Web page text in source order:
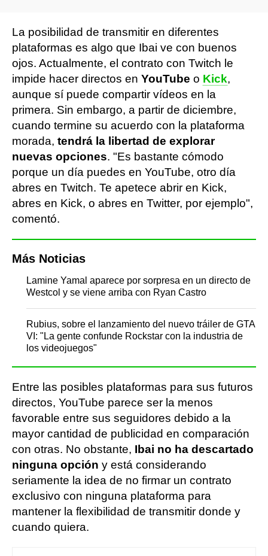
La posibilidad de transmitir en diferentes
plataformas es algo que Ibai ve con buenos
ojos. Actualmente, el contrato con Twitch le
impide hacer directos en YouTube o Kick,
aunque sí puede compartir vídeos en la
primera. Sin embargo, a partir de diciembre,
cuando termine su acuerdo con la plataforma
morada, tendrá la libertad de explorar
nuevas opciones. "Es bastante cómodo
porque un día puedes en YouTube, otro día
abres en Twitch. Te apetece abrir en Kick,
abres en Kick, o abres en Twitter, por ejemplo",
comentó.
Más Noticias
Lamine Yamal aparece por sorpresa en un directo de
Westcol y se viene arriba con Ryan Castro
Rubius, sobre el lanzamiento del nuevo tráiler de GTA
VI: "La gente confunde Rockstar con la industria de
los videojuegos"
Entre las posibles plataformas para sus futuros
directos, YouTube parece ser la menos
favorable entre sus seguidores debido a la
mayor cantidad de publicidad en comparación
con otras. No obstante, Ibai no ha descartado
ninguna opción y está considerando
seriamente la idea de no firmar un contrato
exclusivo con ninguna plataforma para
mantener la flexibilidad de transmitir donde y
cuando quiera.